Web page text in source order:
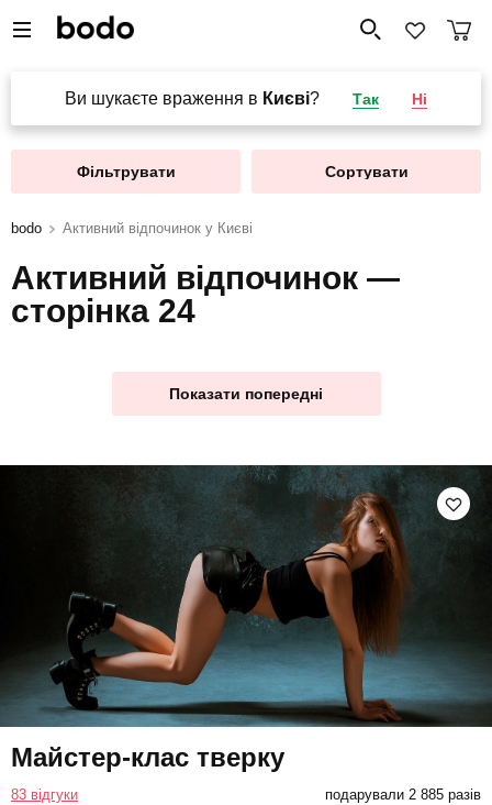
Ви шукаєте враження в Києві? Так Ні
Фільтрувати Сортувати
bodo Активний відпочинок у Києві
Активний відпочинок —
сторінка 24
Показати попередні
Майстер-клас тверку
83 відгуки подарували 2 885 разів